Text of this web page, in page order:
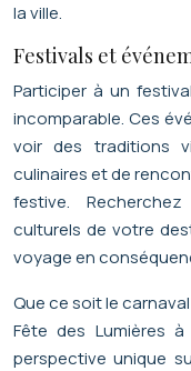
la ville.
Festivals et
Participer à un
incomparable. Ces
voir des traditions
culinaires et de
festive.
culturels de votre
voyage en
Que ce soit le
Fête des Lumières
perspective unique